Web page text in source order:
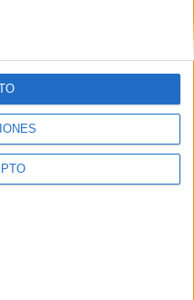
Condiciones generales|Política
- Diego de León 47 - 28006
+34 91 593 2767